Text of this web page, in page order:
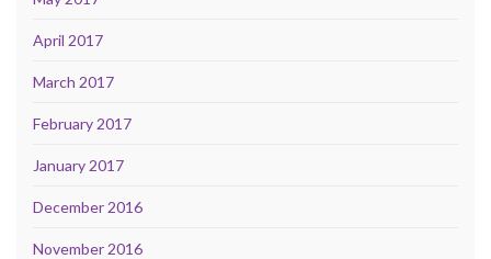
April 2017
March 2017
February 2017
January 2017
December 2016
November 2016